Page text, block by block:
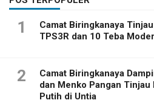
1
Camat Biringkanaya
TPS3R dan 10 Teba
2
Camat Biringkanaya
dan Menko Pangan
Putih di Untia